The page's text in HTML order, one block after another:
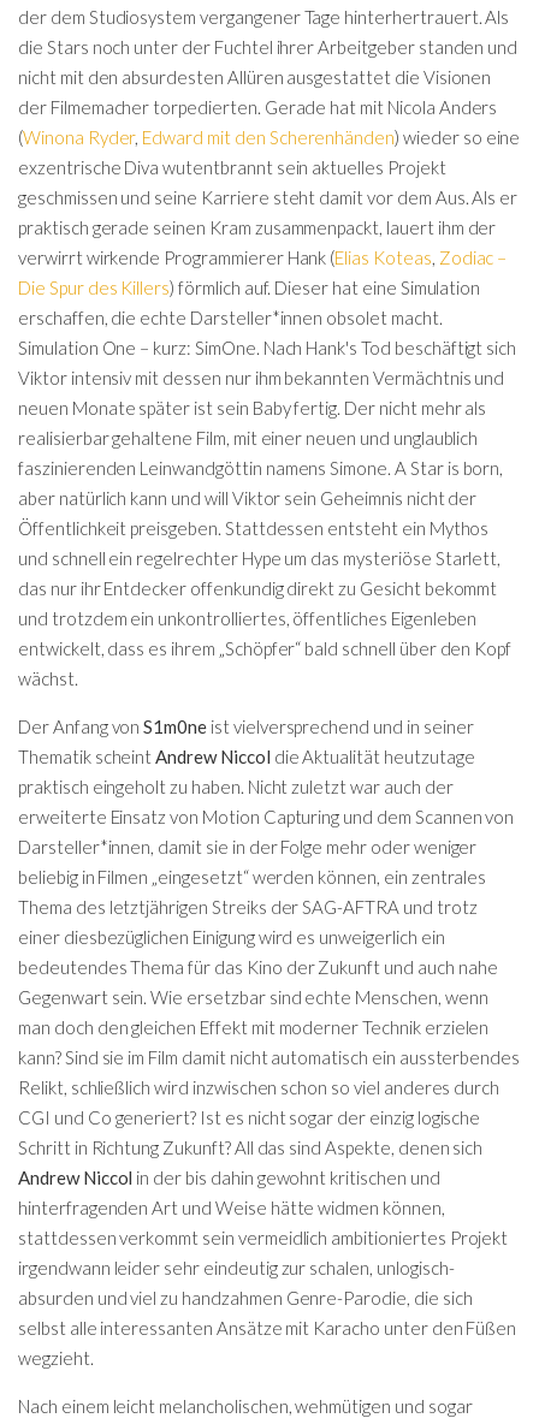
der dem Studiosystem vergangener Tage hinterhertrauert. Als
die Stars noch unter der Fuchtel ihrer Arbeitgeber standen und
nicht mit den absurdesten Allüren ausgestattet die Visionen
der Filmemacher torpedierten. Gerade hat mit Nicola Anders
(Winona Ryder, Edward mit den Scherenhänden) wieder so eine
exzentrische Diva wutentbrannt sein aktuelles Projekt
geschmissen und seine Karriere steht damit vor dem Aus. Als er
praktisch gerade seinen Kram zusammenpackt, lauert ihm der
verwirrt wirkende Programmierer Hank (Elias Koteas Zodiac –
Die Spur des Killers) förmlich auf. Dieser hat eine Simulation
erschaffen, die echte Darsteller*innen obsolet macht.
Simulation One – kurz: SimOne. Nach Hank's Tod beschäftigt sich
Viktor intensiv mit dessen nur ihm bekannten Vermächtnis und
neuen Monate später ist sein Baby fertig. Der nicht mehr als
realisierbar gehaltene Film, mit einer neuen und unglaublich
faszinierenden Leinwandgöttin namens Simone. A Star is born,
aber natürlich kann und will Viktor sein Geheimnis nicht der
Öffentlichkeit preisgeben. Stattdessen entsteht ein Mythos
und schnell ein regelrechter Hype um das mysteriöse Starlett,
das nur ihr Entdecker offenkundig direkt zu Gesicht bekommt
und trotzdem ein unkontrolliertes, öffentliches Eigenleben
entwickelt, dass es ihrem „Schöpfer“ bald schnell über den Kopf
wächst.
Der Anfang vonS1m0ne ist vielversprechend und in seiner
Thematik scheint Andrew Niccol die Aktualität heutzutage
praktisch eingeholt zu haben. Nicht zuletzt war auch der
erweiterte Einsatz von Motion Capturing und dem Scannen von
Darsteller*innen, damit sie in der Folge mehr oder weniger
beliebig in Filmen „eingesetzt“ werden können, ein zentrales
Thema des letztjährigen Streiks der SAG-AFTRA und trotz
einer diesbezüglichen Einigung wird es unweigerlich ein
bedeutendes Thema für das Kino der Zukunft und auch nahe
Gegenwart sein. Wie ersetzbar sind echte Menschen, wenn
man doch den gleichen Effekt mit moderner Technik erzielen
kann? Sind sie im Film damit nicht automatisch ein aussterbendes
Relikt, schließlich wird inzwischen schon so viel anderes durch
CGI und Co generiert? Ist es nicht sogar der einzig logische
Schritt in Richtung Zukunft? All das sind Aspekte, denen sich
Andrew Niccol in der bis dahin gewohnt kritischen und
hinterfragenden Art und Weise hätte widmen können,
stattdessen verkommt sein vermeidlich ambitioniertes Projekt
irgendwann leider sehr eindeutig zur schalen, unlogisch-
absurden und viel zu handzahmen Genre-Parodie, die sich
selbst alle interessanten Ansätze mit Karacho unter den Füßen
wegzieht.
Nach einem leicht melancholischen, wehmütigen und sogar